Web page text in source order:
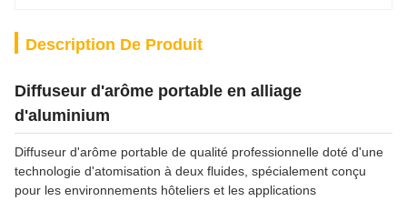
Description De Produit
Diffuseur d'arôme portable en alliage
d'aluminium
Diffuseur d'arôme portable de qualité professionnelle doté d'une
technologie d'atomisation à deux fluides, spécialement conçu
pour les environnements hôteliers et les applications